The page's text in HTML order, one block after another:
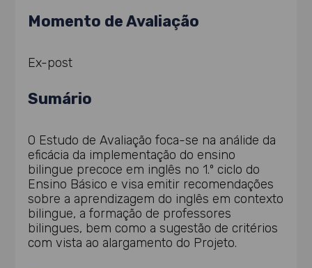
Momento de Avaliação
Ex-post
Sumário
O Estudo de Avaliação foca-se na análide da
eficácia da implementação do ensino
bilingue precoce em inglês no 1.º ciclo do
Ensino Básico e visa emitir recomendações
sobre a aprendizagem do inglês em contexto
bilingue, a formação de professores
bilingues, bem como a sugestão de critérios
com vista ao alargamento do Projeto.